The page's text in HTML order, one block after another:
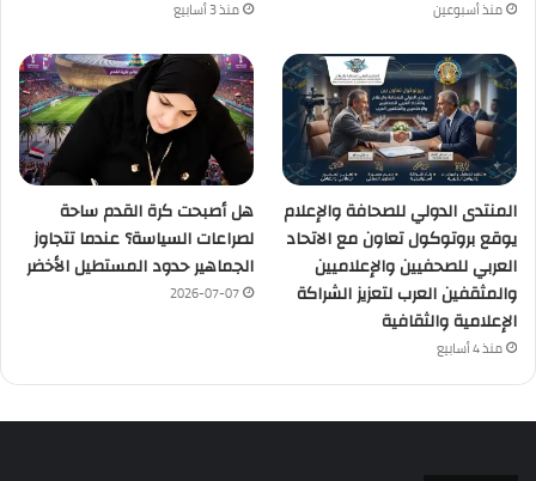
منذ أسبوعين منذ 3 أسابيع
المنتدى الدولي للصحافة والإعلام
يوقع بروتوكول تعاون مع الاتحاد
العربي للصحفيين والإعلاميين
والمثقفين العرب لتعزيز الشراكة
الإعلامية والثقافية
منذ 4 أسابيع
هل أصبحت كرة القدم ساحة
لصراعات السياسة؟ عندما تتجاوز
الجماهير حدود المستطيل الأخضر
2026-07-07